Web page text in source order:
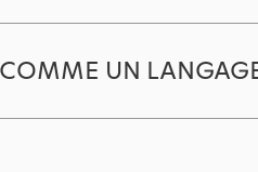
COMME UN